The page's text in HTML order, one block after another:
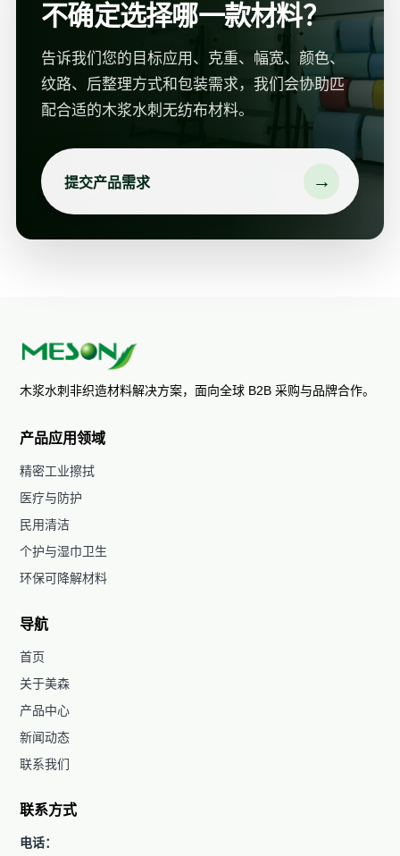
不确定选择哪一款材料？
告诉我们您的目标应用、克重、幅宽、颜色、
纹路、后整理方式和包装需求，我们会协助匹
配合适的木浆水刺无纺布材料。
提交产品需求 →
木浆水刺非织造材料解决方案，面向全球 B2B 采购与品牌合作。
产品应用领域
精密工业擦拭
医疗与防护
民用清洁
个护与湿巾卫生
环保可降解材料
导航
首页
关于美森
产品中心
新闻动态
联系我们
联系方式
电话：